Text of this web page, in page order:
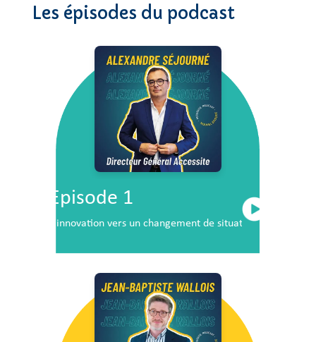
Les épisodes du podcast
Episode 1
L’innovation vers un changement de situation